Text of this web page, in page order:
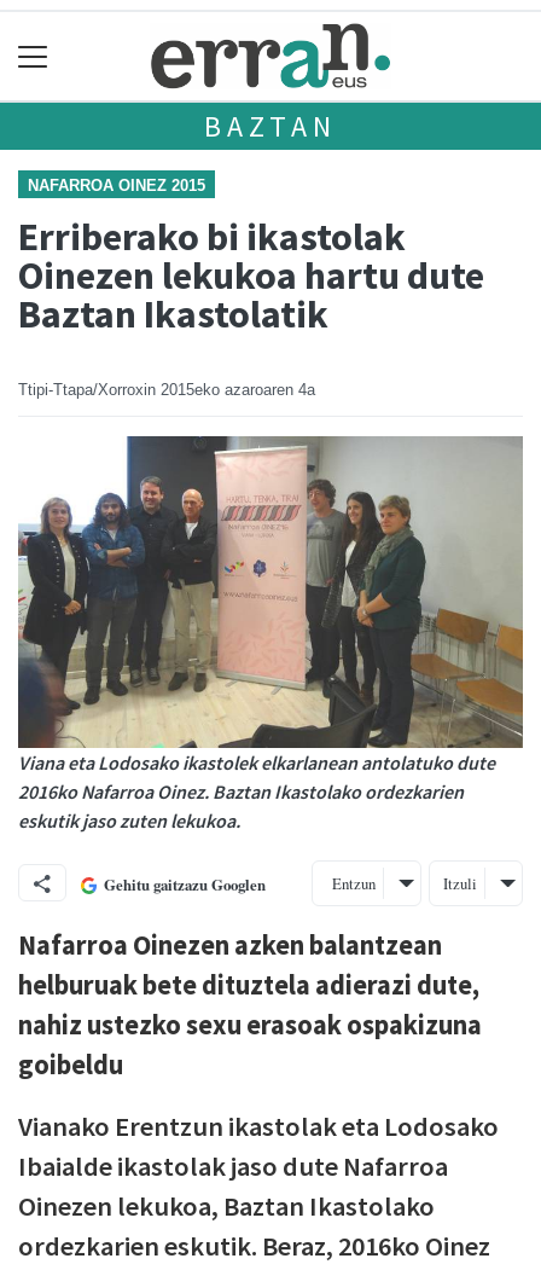
BAZTAN
NAFARROA OINEZ 2015
Erriberako bi ikastolak
Oinezen lekukoa hartu dute
Baztan Ikastolatik
Ttipi-Ttapa/Xorroxin 2015eko azaroaren 4a
Viana eta Lodosako ikastolek elkarlanean antolatuko dute
2016ko Nafarroa Oinez. Baztan Ikastolako ordezkarien
eskutik jaso zuten lekukoa.
Gehitu gaitzazu Googlen Entzun Itzuli
Nafarroa Oinezen azken balantzean
helburuak bete dituztela adierazi dute,
nahiz ustezko sexu erasoak ospakizuna
goibeldu
Vianako Erentzun ikastolak eta Lodosako
Ibaialde ikastolak jaso dute Nafarroa
Oinezen lekukoa, Baztan Ikastolako
ordezkarien eskutik. Beraz, 2016ko Oinez